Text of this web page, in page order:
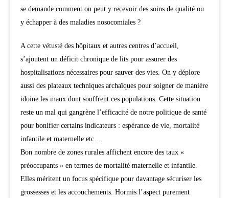
se demande comment on peut y recevoir des soins de qualité ou
y échapper à des maladies nosocomiales ?
A cette vétusté des hôpitaux et autres centres d’accueil,
s’ajoutent un déficit chronique de lits pour assurer des
hospitalisations nécessaires pour sauver des vies. On y déplore
aussi des plateaux techniques archaïques pour soigner de manière
idoine les maux dont souffrent ces populations. Cette situation
reste un mal qui gangrène l’efficacité de notre politique de santé
pour bonifier certains indicateurs : espérance de vie, mortalité
infantile et maternelle etc…
Bon nombre de zones rurales affichent encore des taux «
préoccupants » en termes de mortalité maternelle et infantile.
Elles méritent un focus spécifique pour davantage sécuriser les
grossesses et les accouchements. Hormis l’aspect purement